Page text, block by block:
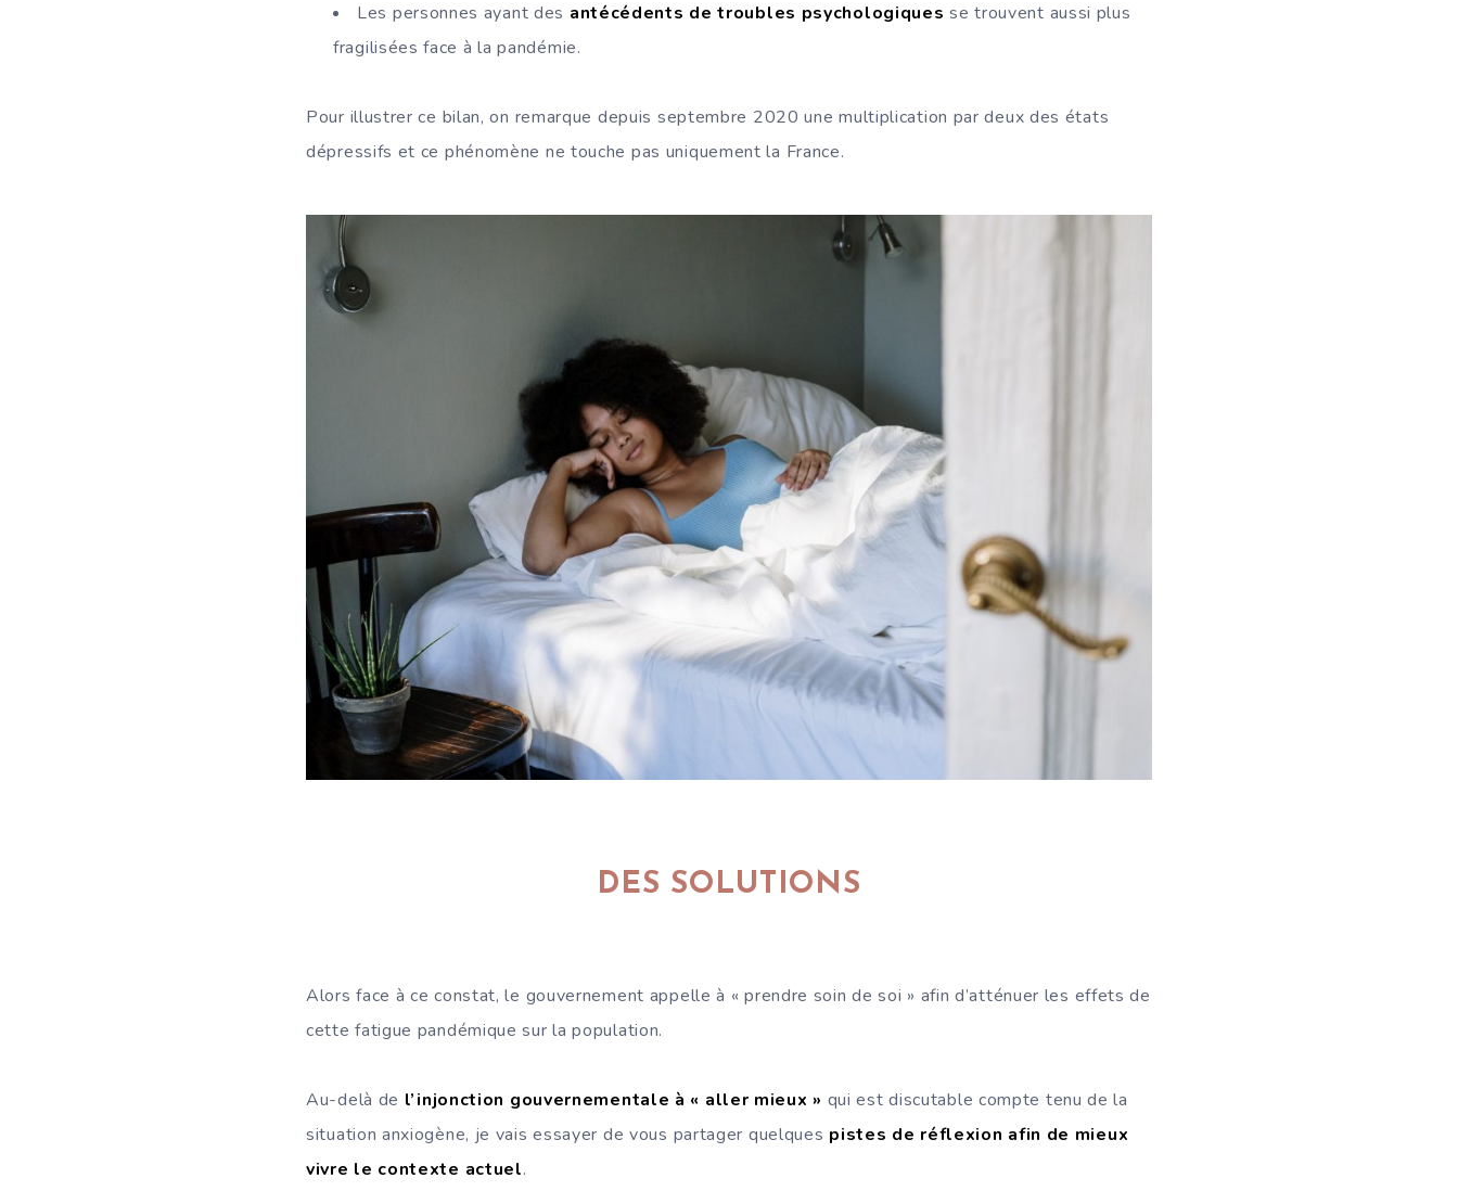
Les personnes ayant des antécédents de troubles psychologiques se trouvent aussi plus
fragilisées face à la pandémie.
Pour illustrer ce bilan, on remarque depuis septembre 2020 une multiplication par deux des états
dépressifs et ce phénomène ne touche pas uniquement la France.
DES SOLUTIONS
Alors face à ce constat, le gouvernement appelle à « prendre soin de soi » afin d’atténuer les effets de
cette fatigue pandémique sur la population.
Au-delà de l’injonction gouvernementale à « aller mieux » qui est discutable compte tenu de la
situation anxiogène, je vais essayer de vous partager quelques pistes de réflexion afin de mieux
vivre le contexte actuel.